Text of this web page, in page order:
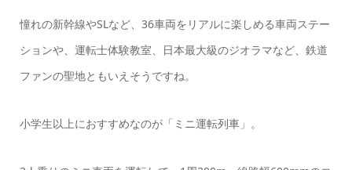
憧れの新幹線やSLなど、36車両をリアルに楽しめる車両ステー
ションや、運転士体験教室、日本最大級のジオラマなど、鉄道
ファンの聖地ともいえそうですね。
小学生以上におすすめなのが「ミニ運転列車」。